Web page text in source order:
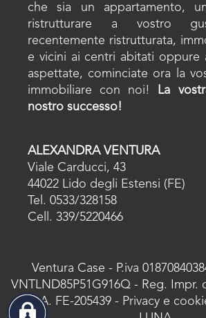
che sia un appartamento,
ristrutturare a vostro
recentemente ristrutturata,
e vicini ai centri abitati oppure
aspettate, cominciate ora la
immobiliare con noi!
La
nostro successo!
ALEXANDRA VENTURA
Viale Carducci, 43
44022 Lido degli Estensi (FE)
Tel. 0533/328158
Cell. 339/5220466
Ventura Case - P.iva
VNTLND85P51G916Q - Reg. Impr.
- R.E.A. FE-205439 - Privacy e